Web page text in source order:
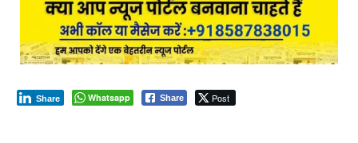
Whatsapp Share Post
Share